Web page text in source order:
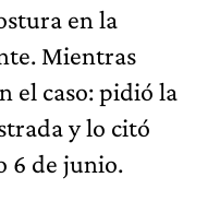
en la
Mientras
el caso: pidió la
y lo citó
6 de junio.